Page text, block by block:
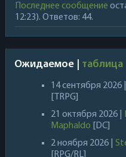
Последнее сообщение
12:23). Ответов: 44.
Ожидаемое | таблица
14 сентября 2026 |
[TRPG]
21 октября 2026 |
Maphaldo
[DC]
2 ноября 2026 |
[RPG/RL]